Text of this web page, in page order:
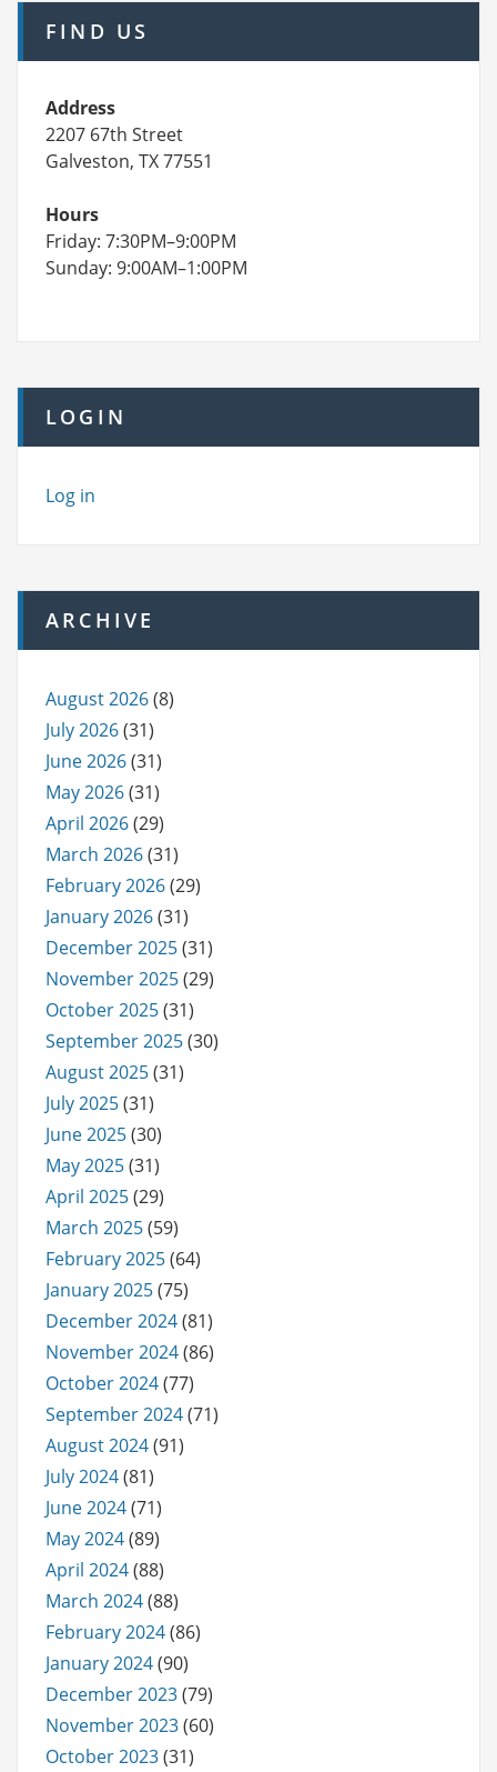
FIND US
Address
2207 67th Street
Galveston, TX 77551
Hours
Friday: 7:30PM–9:00PM
Sunday: 9:00AM–1:00PM
LOGIN
Log in
ARCHIVE
August 2026(8)
July 2026(31)
June 2026(31)
May 2026(31)
April 2026(29)
March 2026(31)
February 2026(29)
January 2026(31)
December 2025(31)
November 2025(29)
October 2025(31)
September 2025(30)
August 2025(31)
July 2025(31)
June 2025(30)
May 2025(31)
April 2025(29)
March 2025(59)
February 2025(64)
January 2025(75)
December 2024(81)
November 2024(86)
October 2024(77)
September 2024(71)
August 2024(91)
July 2024(81)
June 2024(71)
May 2024(89)
April 2024(88)
March 2024(88)
February 2024(86)
January 2024(90)
December 2023(79)
November 2023(60)
October 2023(31)